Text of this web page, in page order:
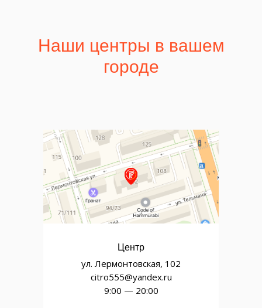
Наши центры в вашем
городе
ул. Лермонтовская, 102
citro555@yandex.ru
9:00 — 20:00
Центр